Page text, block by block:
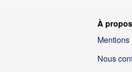
À propos
Nous